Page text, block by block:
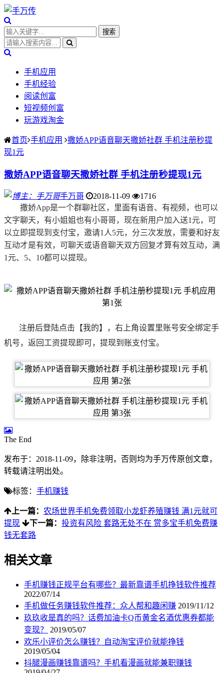
手机应用
手机经验
阅读创富
短视频创富
玩游戏淘金
首页 手机应用
撒娇APP语音聊天撒娇社群 手机注册秒提
现1元
撒娇APP语音聊天撒娇社群 手机注册秒提现1元
手万哥 2018-11-09
1716
撒娇App是一个群聊社区，里面有语音、有视频，也可以
文字聊天，有小姐姐也有小哥哥，现在新用户加入送1元，可
以立即提现到支付宝，邀请1人5元，分三次发放，需要和好友
互动才是有效，可聊天或语音聊天双方回复才算有效互动，满
1元、5、10都可以提现。
注册后登陆点击【我的】，右上角设置里账号安全绑定手
机号，返回工资提现即可，提现到账支付宝。
The End
发布于：2018-11-09，除非注明，否则均为手万传原创文章，
转载请注明出处。
标签： 手机赚钱
上一篇： 农场世界手机免费领取小龙虾养殖赚钱 满1元就可
提现
下一篇： 投资有风险 套路无处不在 赏多宝手机免费赚
钱无套路
相关文章
手机赚钱正规平台有哪些？最新靠谱手机挣钱软件推荐
2022/07/14
手机做任务赚钱软件推荐：众人帮和趣闲赚 2019/11/12
玖玖收是真的吗？话费加油卡Q币黄金名酒优惠券都能
变现？
2019/05/07
欢乐小评价怎么赚钱？自动淘宝评价就能挣钱
2019/05/04
抖腿漫画赚钱靠谱吗？手机看漫画就能兼职赚钱